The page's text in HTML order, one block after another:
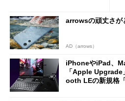
arrowsの頑丈さが
AD（arrows）
iPhoneやiPad、
「Apple
ooth LEの新規格